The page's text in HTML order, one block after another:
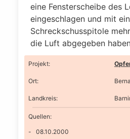
eine Fensterscheibe des
eingeschlagen und mit
Schreckschusspitole
die Luft abgegeben
Projekt:
Ort:
Landkreis:
Quellen:
08.10.2000